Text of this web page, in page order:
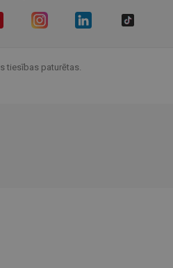
tiesības paturētas.